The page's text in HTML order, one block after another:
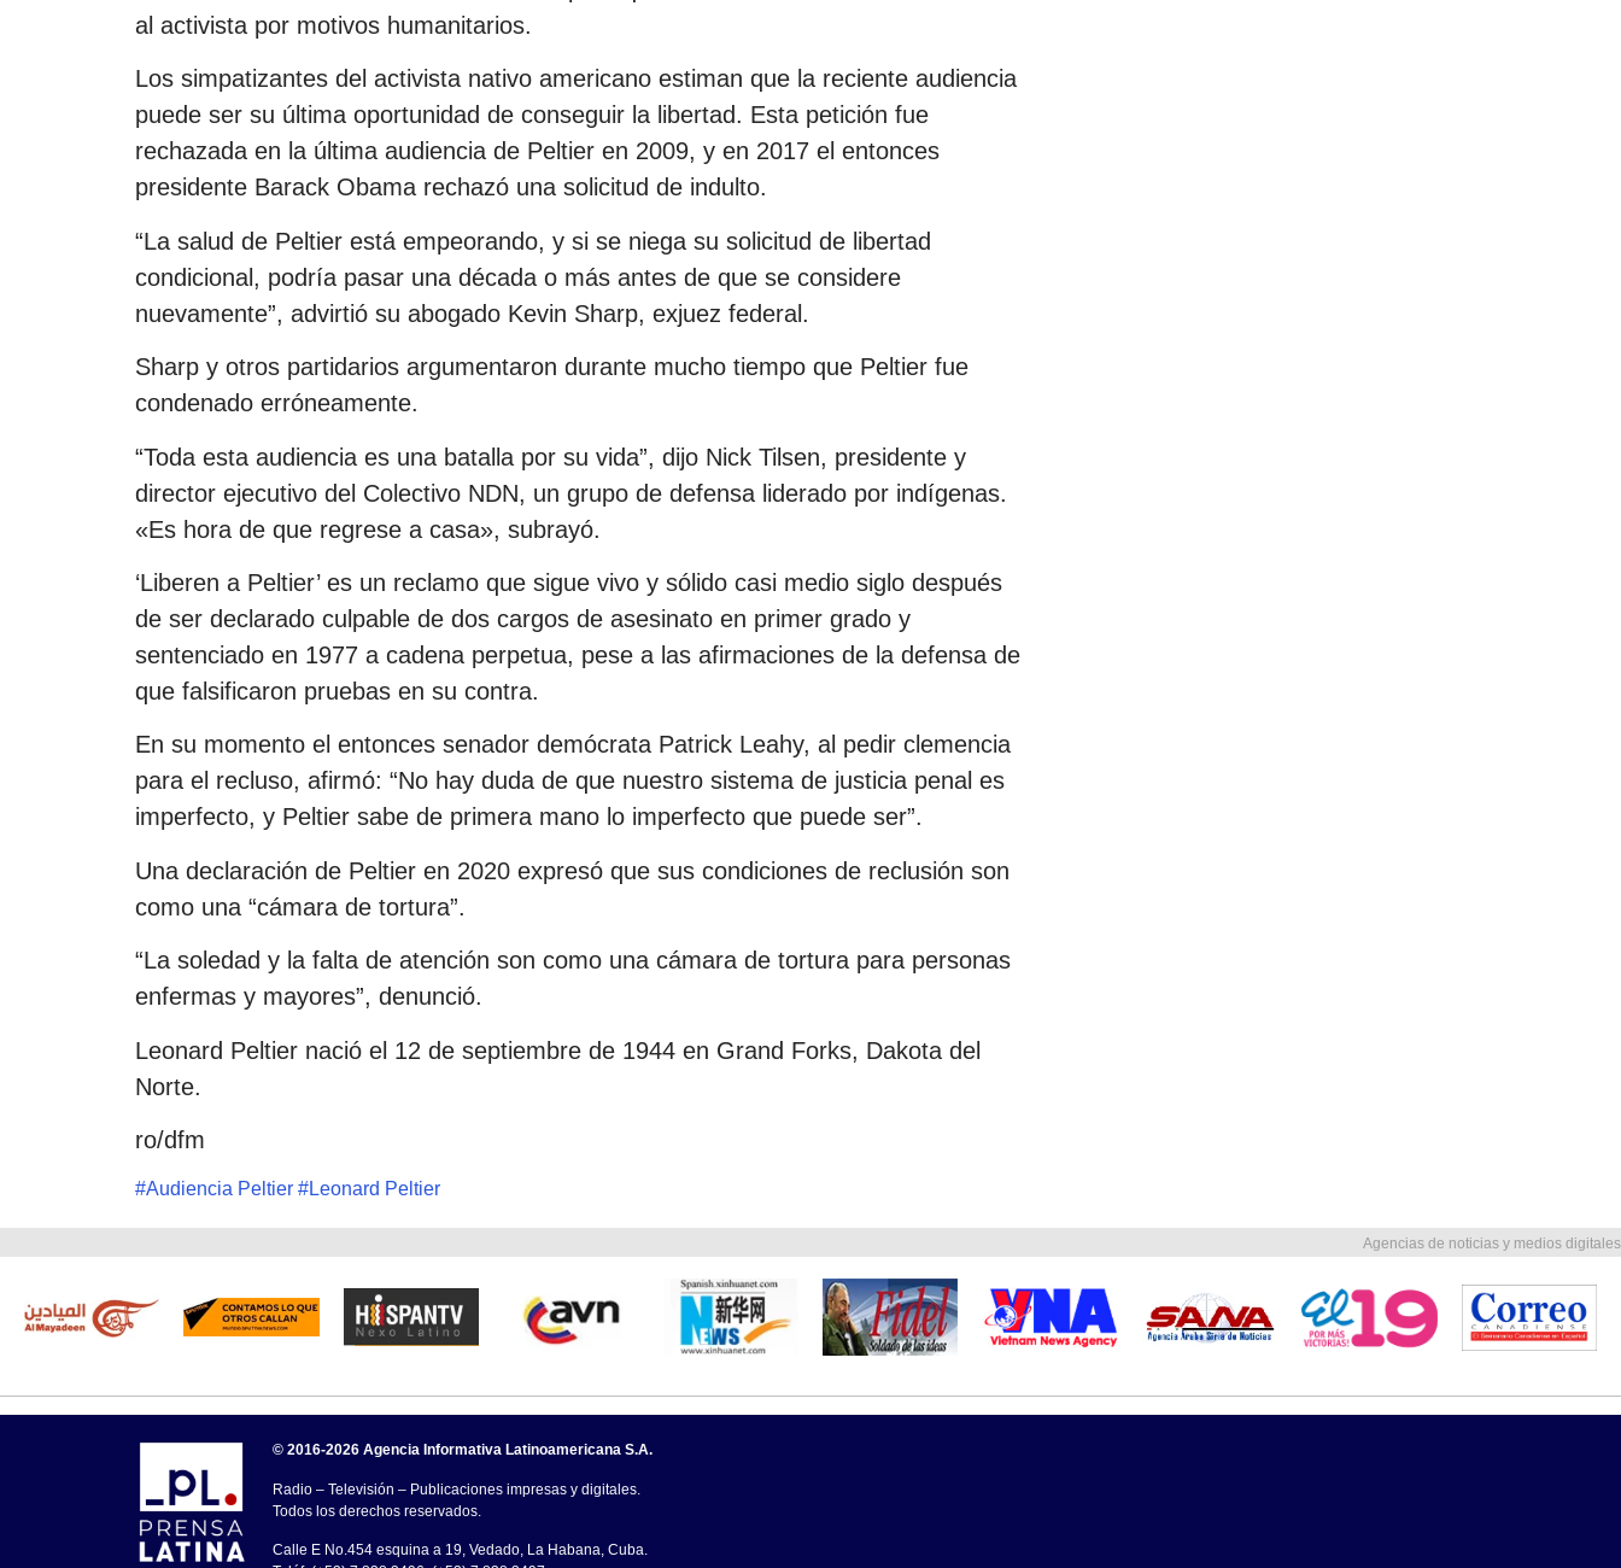
al activista por motivos humanitarios.
Los simpatizantes del activista nativo americano estiman que la reciente audiencia
puede ser su última oportunidad de conseguir la libertad. Esta petición fue
rechazada en la última audiencia de Peltier en 2009, y en 2017 el entonces
presidente Barack Obama rechazó una solicitud de indulto.
“La salud de Peltier está empeorando, y si se niega su solicitud de libertad
condicional, podría pasar una década o más antes de que se considere
nuevamente”, advirtió su abogado Kevin Sharp, exjuez federal.
Sharp y otros partidarios argumentaron durante mucho tiempo que Peltier fue
condenado erróneamente.
“Toda esta audiencia es una batalla por su vida”, dijo Nick Tilsen, presidente y
director ejecutivo del Colectivo NDN, un grupo de defensa liderado por indígenas.
«Es hora de que regrese a casa», subrayó.
‘Liberen a Peltier’ es un reclamo que sigue vivo y sólido casi medio siglo después
de ser declarado culpable de dos cargos de asesinato en primer grado y
sentenciado en 1977 a cadena perpetua, pese a las afirmaciones de la defensa de
que falsificaron pruebas en su contra.
En su momento el entonces senador demócrata Patrick Leahy, al pedir clemencia
para el recluso, afirmó: “No hay duda de que nuestro sistema de justicia penal es
imperfecto, y Peltier sabe de primera mano lo imperfecto que puede ser”.
Una declaración de Peltier en 2020 expresó que sus condiciones de reclusión son
como una “cámara de tortura”.
“La soledad y la falta de atención son como una cámara de tortura para personas
enfermas y mayores”, denunció.
Leonard Peltier nació el 12 de septiembre de 1944 en Grand Forks, Dakota del
Norte.
ro/dfm
#Audiencia Peltier #Leonard Peltier
Agencias de noticias y medios digitales
© 2016-2026 Agencia Informativa Latinoamericana S.A.
Radio – Televisión – Publicaciones impresas y digitales.
Todos los derechos reservados.
Calle E No.454 esquina a 19, Vedado, La Habana, Cuba.